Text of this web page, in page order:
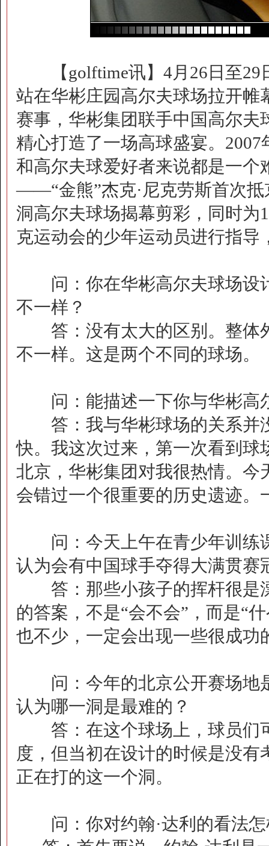
【golftime讯】4月26日至29
站在华彬庄园高尔夫球场拉开帷
赛事，华彬集团联手中国高尔
精心打造了一场高球盛宴。
和高尔夫球爱好者来说都是一
——“金熊”杰克·尼克劳斯首次抵
洞高尔夫球场揭幕剪彩，同时为
克运动会的少年运动员进行指
问：你在华彬高尔夫球场设
不一样？
答：没有太大的区别。整体
不一样。这是两个不同的球场。
问：能描述一下你与华彬高
答：我与华彬球场的关系并
快。我这次过来，第一次看到
北京，华彬集团对我很热情。
会错过一个很重要的历史遗迹
问：今天上午在青少年训练
认为会有中国球手夺得大满贯赛
答：那些小孩子的挥杆很是
的答案，不是“会不会”，而是“
也不少，一定会出现一些很成功
问：今年的北京公开赛场地
认为哪一洞是最难的？
答：在这个球场上，球员们
度，但当初在设计的时候是没
正在打的这一个洞。
问：你对约翰·达利的看法怎